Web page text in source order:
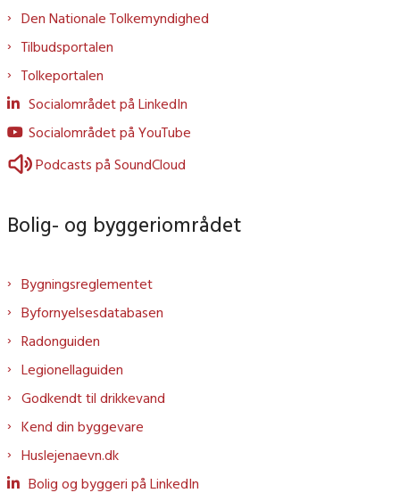
Den Nationale Tolkemyndighed
Tilbudsportalen
Tolkeportalen
Socialområdet på LinkedIn
Socialområdet på YouTube
Podcasts på SoundCloud
Bolig- og byggeriområdet
Bygningsreglementet
Byfornyelsesdatabasen
Radonguiden
Legionellaguiden
Godkendt til drikkevand
Kend din byggevare
Huslejenaevn.dk
Bolig og byggeri på LinkedIn